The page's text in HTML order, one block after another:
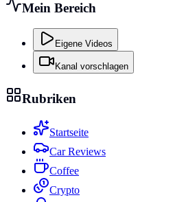
Mein Bereich
Eigene Videos
Kanal vorschlagen
Rubriken
Startseite
Car Reviews
Coffee
Crypto